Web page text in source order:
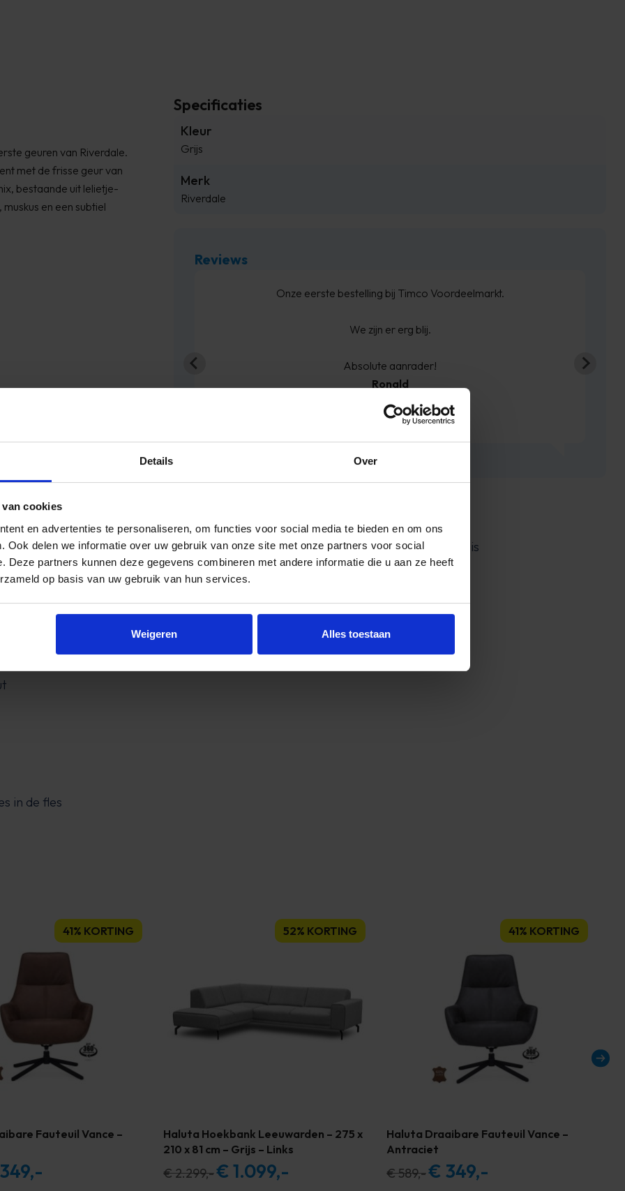
Details Over
cookies
en advertenties te personaliseren, om functies voor social media te bieden en om ons
Ook delen we informatie over uw gebruik van onze site met onze partners voor social
Deze partners kunnen deze gegevens combineren met andere informatie die u aan ze heeft
op basis van uw gebruik van hun services.
Weigeren Alles toestaan
geuren van Riverdale.
met de frisse geur van
bestaande uit lelietje-
en een subtiel
Specificaties
Kleur
Grijs
Merk
Riverdale
Reviews
Zeer snel
geurstokjes en de lekkerste geuren van Riverdale. Het aroma van Lily & Green Tea is
frisse geur van citroen en groene thee. De hartnoten zijn een fijne natuurlijke mix,
thee. De basisnoten bestaan uit ambergris, muskus en een subtiel vleugje hout.
in de fles
Fauteuil Vance –
349,-
41% KORTING
Haluta Hoekbank Leeuwarden – 275 x
210 x 81 cm – Grijs – Links
€2.299,-Oorspronkelijke
€ 1.099,-
52% KORTING
Haluta Draaibare Fauteuil Vance –
Antraciet
€589,-Oorspronkelijke
€ 349,-
41% KORTING